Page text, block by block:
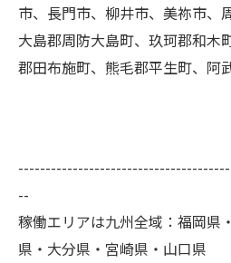
市、長門市、柳井市、美祢市、
大島郡周防大島町、玖珂郡和木
郡田布施町、熊毛郡平生町、阿
--
稼働エリアは九州全域：福岡県
県・大分県・宮崎県・山口県